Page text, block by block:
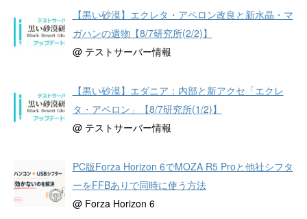
【黒い砂漠】エクレタ・アペロン改良と新水晶・マ
ガハンの遺物【8/7研究所(2/2)】
@ テストサーバー情報
【黒い砂漠】エダニア：内部と新アクセ「エクレ
タ・アペロン」【8/7研究所(1/2)】
@ テストサーバー情報
PC版Forza Horizon 6でMOZA R5 Proと他社シフタ
ーをFFBありで同時に使う方法
@ Forza Horizon 6